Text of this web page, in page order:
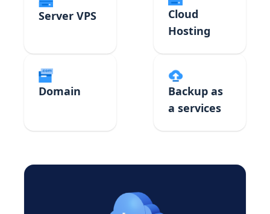
Server VPS
Cloud
Hosting
Domain
Backup as
a services